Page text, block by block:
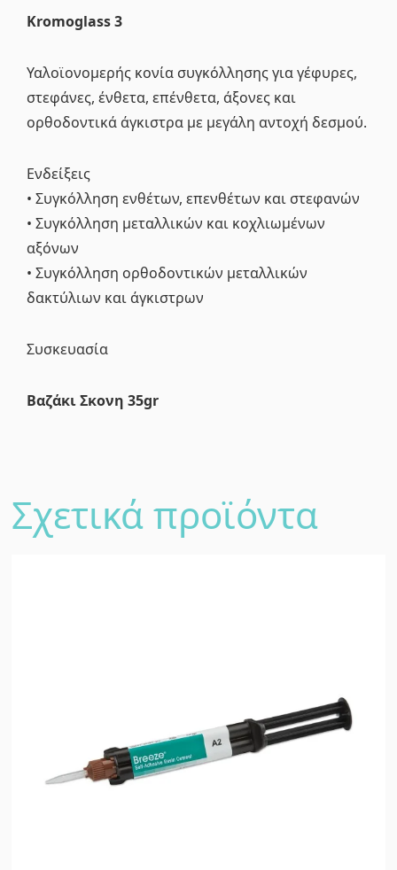
Kromoglass3
Υαλοϊονομερής κονία συγκόλλησης για γέφυρες,
στεφάνες, ένθετα, επένθετα, άξονες και
ορθοδοντικά άγκιστρα με μεγάλη αντοχή δεσμού.
Ενδείξεις
• Συγκόλληση ενθέτων, επενθέτων και στεφανών
• Συγκόλληση μεταλλικών και κοχλιωμένων
αξόνων
• Συγκόλληση ορθοδοντικών μεταλλικών
δακτύλιων και άγκιστρων
Συσκευασία
ΒαζάκιΣκονη 35gr
Σχετικά προϊόντα